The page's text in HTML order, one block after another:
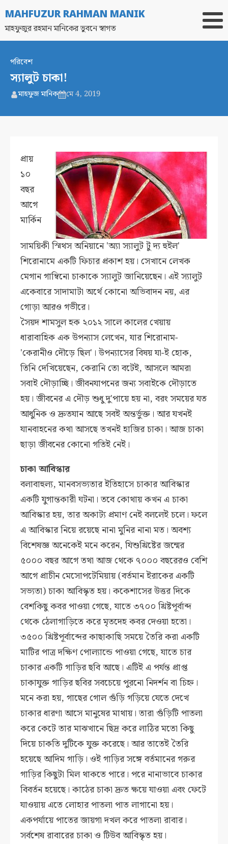
MAHFUZUR RAHMAN MANIK
মাহফুজুর রহমান মানিকের ভুবনে স্বাগত
পরিবেশ
স্যালুট চাকা!
মাহফুজ মানিক মে 4, 2019
প্রায়
১০
বছর
আগে
মার্কিন
সাময়িকী স্মিথস অনিয়ানে 'অ্যা স্যালুট টু দ্য হুইল'
শিরোনামে একটি ফিচার প্রকাশ হয়। সেখানে লেখক
মেগান গাম্বিনো চাকাকে স্যালুট জানিয়েছেন। এই স্যালুট
একেবারে সাদামাটা অর্থে কোনো অভিবাদন নয়, এর
গোড়া আরও গভীরে।
সৈয়দ শামসুল হক ২০১২ সালে কালের খেয়ায়
ধারাবাহিক এক উপন্যাস লেখেন, যার শিরোনাম-
'কেরানীও দৌড়ে ছিল'। উপন্যাসের বিষয় যা-ই হোক,
তিনি দেখিয়েছেন, কেরানি তো বটেই, আসলে আমরা
সবাই দৌড়াচ্ছি। জীবনযাপনের জন্য সবাইকে দৌড়াতে
হয়। জীবনের এ দৌড় শুধু দু'পায়ে হয় না, বরং সময়ের যত
আধুনিক ও দ্রুতযান আছে সবই অন্তর্ভুক্ত। আর যখনই
যানবাহনের কথা আসছে তখনই হাজির চাকা। আজ চাকা
ছাড়া জীবনের কোনো গতিই নেই।
চাকা আবিস্কার
বলাবাহুল্য, মানবসভ্যতার ইতিহাসে চাকার আবিস্কার
একটি যুগান্তকারী ঘটনা। তবে কোথায় কখন এ চাকা
আবিস্কার হয়, তার অকাট্য প্রমাণ নেই বললেই চলে। ফলে
এ আবিস্কার নিয়ে রয়েছে নানা মুনির নানা মত। অবশ্য
বিশেষজ্ঞ অনেকেই মনে করেন, যিশুখ্রিষ্টের জন্মের
৫০০০ বছর আগে তথা আজ থেকে ৭০০০ বছরেরও বেশি
আগে প্রাচীন মেসোপটেমিয়ায় (বর্তমান ইরাকের একটি
সভ্যতা) চাকা আবিস্কৃত হয়। ককেশাসের উত্তর দিকে
বেশকিছু কবর পাওয়া গেছে, যাতে ৩৭০০ খ্রিষ্টপূর্বাব্দ
থেকে ঠেলাগাড়িতে করে মৃতদেহ কবর দেওয়া হতো।
৩৫০০ খ্রিষ্টপূর্বাব্দের কাছাকাছি সময়ে তৈরি করা একটি
মাটির পাত্র দক্ষিণ পোল্যান্ডে পাওয়া গেছে, যাতে চার
চাকার একটি গাড়ির ছবি আছে। এটিই এ পর্যন্ত প্রাপ্ত
চাকাযুক্ত গাড়ির ছবির সবচেয়ে পুরনো নিদর্শন বা চিহ্ন।
মনে করা হয়, গাছের গোল গুঁড়ি গড়িয়ে যেতে দেখে
চাকার ধারণা আসে মানুষের মাথায়। তারা গুঁড়িটি পাতলা
করে কেটে তার মাঝখানে ছিদ্র করে লাঠির মতো কিছু
দিয়ে চাকতি দুটিকে যুক্ত করেছে। আর তাতেই তৈরি
হয়েছে আদিম গাড়ি। ওই গাড়ির সঙ্গে বর্তমানের গরুর
গাড়ির কিছুটা মিল থাকতে পারে। পরে নানাভাবে চাকার
বিবর্তন হয়েছে। কাঠের চাকা দ্রুত ক্ষয়ে যাওয়া এবং ফেটে
যাওয়ায় এতে লোহার পাতলা পাত লাগানো হয়।
একপর্যায়ে পাতের জায়গা দখল করে পাতলা রাবার।
সর্বশেষ রাবারের চাকা ও টিউব আবিস্কৃত হয়।